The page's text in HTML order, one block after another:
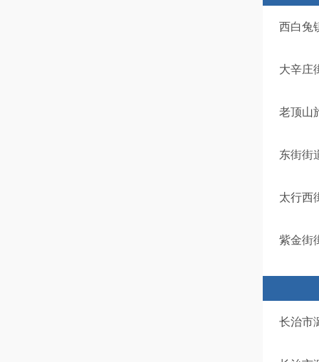
西白兔
大辛庄
老顶山
东街街
太行西
紫金街
长治市